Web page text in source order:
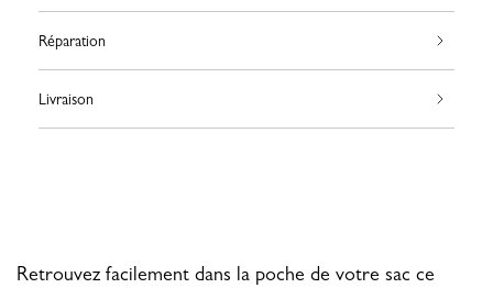
Réparation
Livraison
Retrouvez facilement dans la poche de votre sac ce